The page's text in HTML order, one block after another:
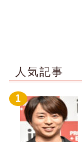
人気記事